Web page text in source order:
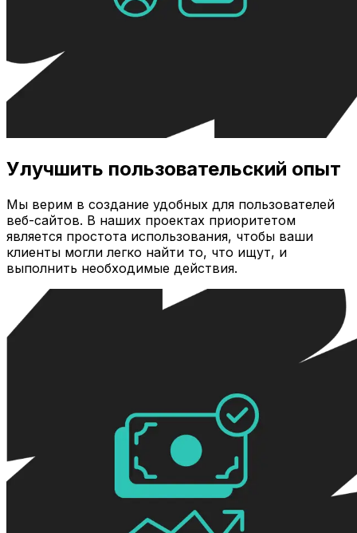
Улучшить пользовательский опыт
Мы верим в создание удобных для пользователей
веб-сайтов. В наших проектах приоритетом
является простота использования, чтобы ваши
клиенты могли легко найти то, что ищут, и
выполнить необходимые действия.